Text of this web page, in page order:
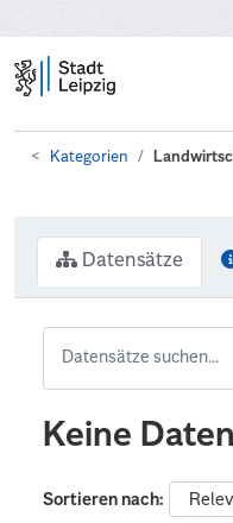
Kategorien
Datensätze
Keine
Sortieren nach